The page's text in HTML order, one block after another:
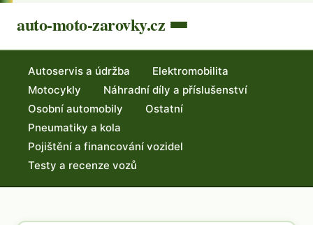
auto-moto-zarovky.cz
Autoservis a údržba
Elektromobilita
Motocykly
Náhradní díly a příslušenství
Osobní automobily
Ostatní
Pneumatiky a kola
Pojištění a financování vozidel
Testy a recenze vozů